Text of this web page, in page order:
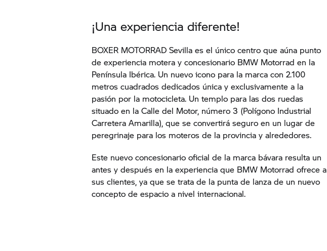
¡Una experiencia diferente!
BOXER MOTORRAD Sevilla es el único centro que aúna punto
de experiencia motera y concesionario BMW Motorrad en la
Península Ibérica. Un nuevo icono para la marca con 2.100
metros cuadrados dedicados única y exclusivamente a la
pasión por la motocicleta. Un templo para las dos ruedas
situado en la Calle del Motor, número 3 (Polígono Industrial
Carretera Amarilla), que se convertirá seguro en un lugar de
peregrinaje para los moteros de la provincia y alrededores.
Este nuevo concesionario oficial de la marca bávara resulta un
antes y después en la experiencia que BMW Motorrad ofrece a
sus clientes, ya que se trata de la punta de lanza de un nuevo
concepto de espacio a nivel internacional.